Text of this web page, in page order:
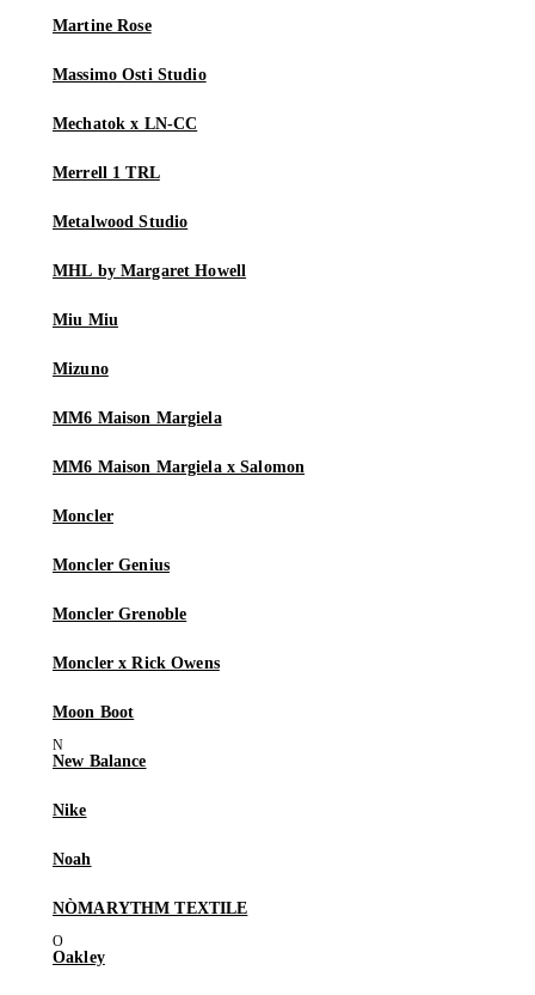
Martine Rose
Massimo Osti Studio
Mechatok x LN-CC
Merrell 1 TRL
Metalwood Studio
MHL by Margaret Howell
Miu Miu
Mizuno
MM6 Maison Margiela
MM6 Maison Margiela x Salomon
Moncler
Moncler Genius
Moncler Grenoble
Moncler x Rick Owens
Moon Boot
New Balance
Nike
Noah
NÒMARYTHM TEXTILE
Oakley